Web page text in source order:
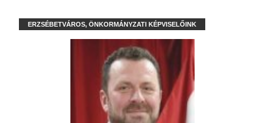
ERZSÉBETVÁROS, ÖNKORMÁNYZATI KÉPVISELŐINK